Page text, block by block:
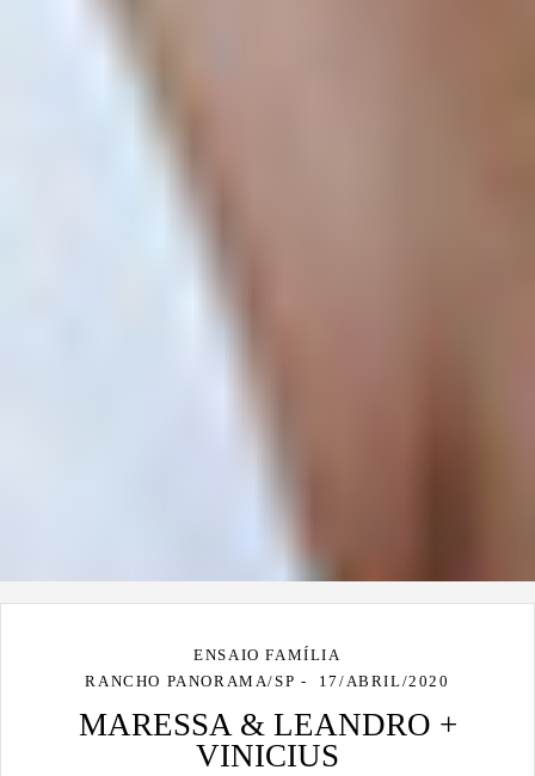
ENSAIO FAMÍLIA
RANCHO PANORAMA/SP
17/ABRIL/2020
MARESSA & LEANDRO +
VINICIUS